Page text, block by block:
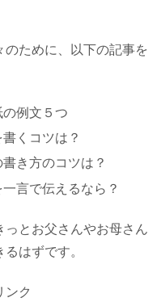
ために、以下の記事を
例文５つ
くコツは？
き方のコツは？
言で伝えるなら？
っとお父さんやお母さん
はずです。
ンク